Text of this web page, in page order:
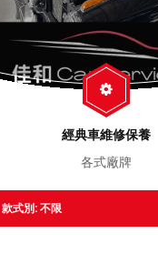
經典車維修保養
各式廠牌
款式別: 不限